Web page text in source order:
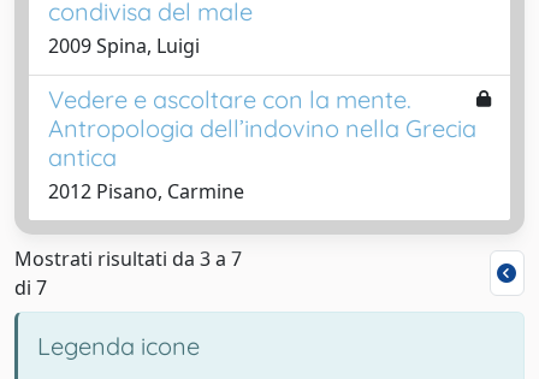
condivisa del male
2009 Spina, Luigi
Vedere e ascoltare con la mente.
Antropologia dell’indovino nella Grecia
antica
2012 Pisano, Carmine
Mostrati risultati da 3 a 7
di 7
Legenda icone